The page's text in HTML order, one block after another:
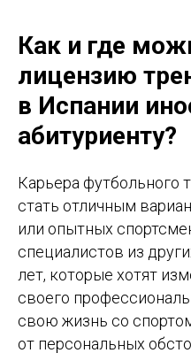
Как и где
лицензию
в Испании
абитуриенту?
Карьера футбольного
стать отличным
или опытных
специалистов из
лет, которые хотят
своего
свою жизнь со
от персональных